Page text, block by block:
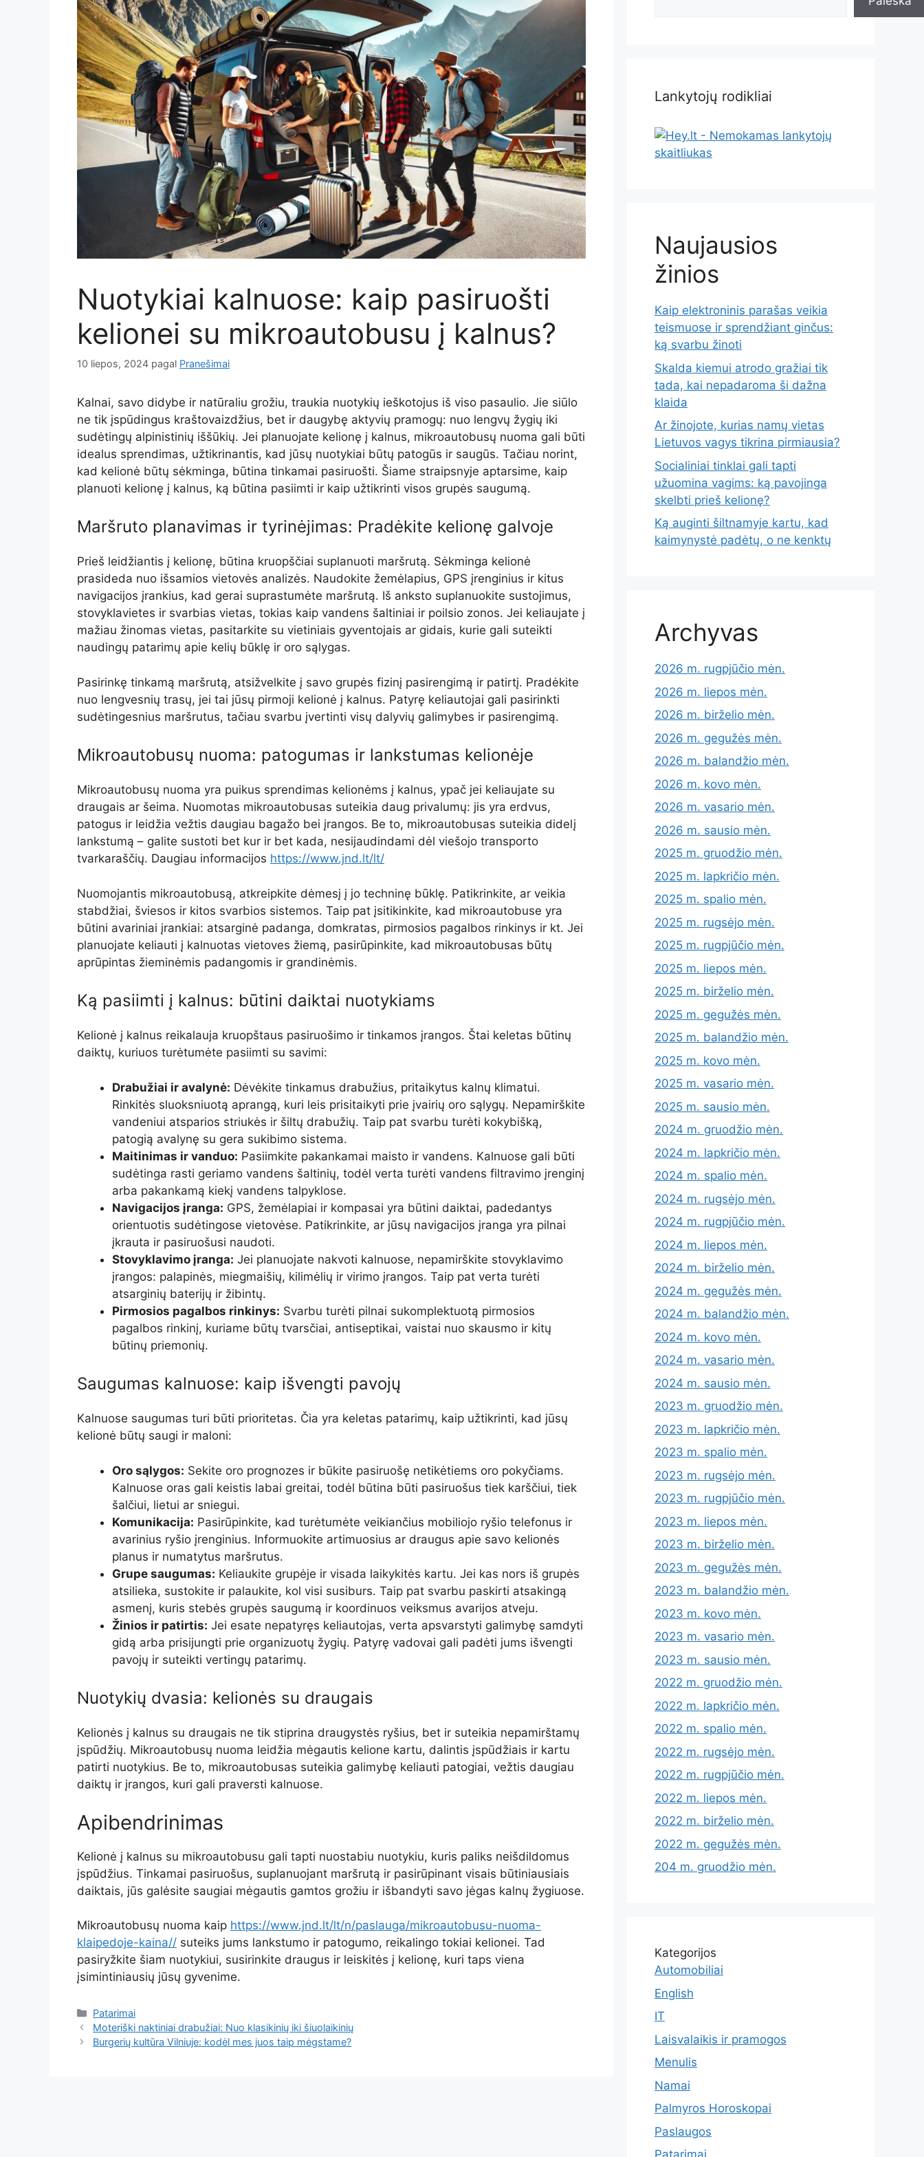
Nuotykiai kalnuose: kaip pasiruošti
kelionei su mikroautobusu į kalnus?
10 liepos, 2024 pagal Pranešimai
Kalnai, savo didybe ir natūraliu grožiu, traukia nuotykių ieškotojus iš viso pasaulio. Jie siūlo
ne tik įspūdingus kraštovaizdžius, bet ir daugybę aktyvių pramogų: nuo lengvų žygių iki
sudėtingų alpinistinių iššūkių. Jei planuojate kelionę į kalnus, mikroautobusų nuoma gali būti
idealus sprendimas, užtikrinantis, kad jūsų nuotykiai būtų patogūs ir saugūs. Tačiau norint,
kad kelionė būtų sėkminga, būtina tinkamai pasiruošti. Šiame straipsnyje aptarsime, kaip
planuoti kelionę į kalnus, ką būtina pasiimti ir kaip užtikrinti visos grupės saugumą.
Maršruto planavimas ir tyrinėjimas: Pradėkite kelionę galvoje
Prieš leidžiantis į kelionę, būtina kruopščiai suplanuoti maršrutą. Sėkminga kelionė
prasideda nuo išsamios vietovės analizės. Naudokite žemėlapius, GPS įrenginius ir kitus
navigacijos įrankius, kad gerai suprastumėte maršrutą. Iš anksto suplanuokite sustojimus,
stovyklavietes ir svarbias vietas, tokias kaip vandens šaltiniai ir poilsio zonos. Jei keliaujate į
mažiau žinomas vietas, pasitarkite su vietiniais gyventojais ar gidais, kurie gali suteikti
naudingų patarimų apie kelių būklę ir oro sąlygas.
Pasirinkę tinkamą maršrutą, atsižvelkite į savo grupės fizinį pasirengimą ir patirtį. Pradėkite
nuo lengvesnių trasų, jei tai jūsų pirmoji kelionė į kalnus. Patyrę keliautojai gali pasirinkti
sudėtingesnius maršrutus, tačiau svarbu įvertinti visų dalyvių galimybes ir pasirengimą.
Mikroautobusų nuoma: patogumas ir lankstumas kelionėje
Mikroautobusų nuoma yra puikus sprendimas kelionėms į kalnus, ypač jei keliaujate su
draugais ar šeima. Nuomotas mikroautobusas suteikia daug privalumų: jis yra erdvus,
patogus ir leidžia vežtis daugiau bagažo bei įrangos. Be to, mikroautobusas suteikia didelį
lankstumą – galite sustoti bet kur ir bet kada, nesijaudindami dėl viešojo transporto
tvarkaraščių. Daugiau informacijos https://www.jnd.lt/lt/
Nuomojantis mikroautobusą, atkreipkite dėmesį į jo techninę būklę. Patikrinkite, ar veikia
stabdžiai, šviesos ir kitos svarbios sistemos. Taip pat įsitikinkite, kad mikroautobuse yra
būtini avariniai įrankiai: atsarginė padanga, domkratas, pirmosios pagalbos rinkinys ir kt. Jei
planuojate keliauti į kalnuotas vietoves žiemą, pasirūpinkite, kad mikroautobusas būtų
aprūpintas žieminėmis padangomis ir grandinėmis.
Ką pasiimti į kalnus: būtini daiktai nuotykiams
Kelionė į kalnus reikalauja kruopštaus pasiruošimo ir tinkamos įrangos. Štai keletas būtinų
daiktų, kuriuos turėtumėte pasiimti su savimi:
Drabužiai ir avalynė: Dėvėkite tinkamus drabužius, pritaikytus kalnų klimatui.
Rinkitės sluoksniuotą aprangą, kuri leis prisitaikyti prie įvairių oro sąlygų. Nepamirškite
vandeniui atsparios striukės ir šiltų drabužių. Taip pat svarbu turėti kokybišką,
patogią avalynę su gera sukibimo sistema.
Maitinimas ir vanduo: Pasiimkite pakankamai maisto ir vandens. Kalnuose gali būti
sudėtinga rasti geriamo vandens šaltinių, todėl verta turėti vandens filtravimo įrenginį
arba pakankamą kiekį vandens talpyklose.
Navigacijos įranga: GPS, žemėlapiai ir kompasai yra būtini daiktai, padedantys
orientuotis sudėtingose vietovėse. Patikrinkite, ar jūsų navigacijos įranga yra pilnai
įkrauta ir pasiruošusi naudoti.
Stovyklavimo įranga: Jei planuojate nakvoti kalnuose, nepamirškite stovyklavimo
įrangos: palapinės, miegmaišių, kilimėlių ir virimo įrangos. Taip pat verta turėti
atsarginių baterijų ir žibintų.
Pirmosios pagalbos rinkinys: Svarbu turėti pilnai sukomplektuotą pirmosios
pagalbos rinkinį, kuriame būtų tvarsčiai, antiseptikai, vaistai nuo skausmo ir kitų
būtinų priemonių.
Saugumas kalnuose: kaip išvengti pavojų
Kalnuose saugumas turi būti prioritetas. Čia yra keletas patarimų, kaip užtikrinti, kad jūsų
kelionė būtų saugi ir maloni:
Oro sąlygos: Sekite oro prognozes ir būkite pasiruošę netikėtiems oro pokyčiams.
Kalnuose oras gali keistis labai greitai, todėl būtina būti pasiruošus tiek karščiui, tiek
šalčiui, lietui ar sniegui.
Komunikacija: Pasirūpinkite, kad turėtumėte veikiančius mobiliojo ryšio telefonus ir
avarinius ryšio įrenginius. Informuokite artimuosius ar draugus apie savo kelionės
planus ir numatytus maršrutus.
Grupe saugumas: Keliaukite grupėje ir visada laikykitės kartu. Jei kas nors iš grupės
atsilieka, sustokite ir palaukite, kol visi susiburs. Taip pat svarbu paskirti atsakingą
asmenį, kuris stebės grupės saugumą ir koordinuos veiksmus avarijos atveju.
Žinios ir patirtis: Jei esate nepatyręs keliautojas, verta apsvarstyti galimybę samdyti
gidą arba prisijungti prie organizuotų žygių. Patyrę vadovai gali padėti jums išvengti
pavojų ir suteikti vertingų patarimų.
Nuotykių dvasia: kelionės su draugais
Kelionės į kalnus su draugais ne tik stiprina draugystės ryšius, bet ir suteikia nepamirštamų
įspūdžių. Mikroautobusų nuoma leidžia mėgautis kelione kartu, dalintis įspūdžiais ir kartu
patirti nuotykius. Be to, mikroautobusas suteikia galimybę keliauti patogiai, vežtis daugiau
daiktų ir įrangos, kuri gali praversti kalnuose.
Apibendrinimas
Kelionė į kalnus su mikroautobusu gali tapti nuostabiu nuotykiu, kuris paliks neišdildomus
įspūdžius. Tinkamai pasiruošus, suplanuojant maršrutą ir pasirūpinant visais būtiniausiais
daiktais, jūs galėsite saugiai mėgautis gamtos grožiu ir išbandyti savo jėgas kalnų žygiuose.
Mikroautobusų nuoma kaip https://www.jnd.lt/lt/n/paslauga/mikroautobusu-nuoma-
klaipedoje-kaina// suteiks jums lankstumo ir patogumo, reikalingo tokiai kelionei. Tad
pasiryžkite šiam nuotykiui, susirinkite draugus ir leiskitės į kelionę, kuri taps viena
įsimintiniausių jūsų gyvenime.
Kategorijos
Patarimai
Moteriški naktiniai drabužiai: Nuo klasikinių iki šiuolaikinių
Burgerių kultūra Vilniuje: kodėl mes juos taip mėgstame?
Lankytojų rodikliai
Naujausios
žinios
Kaip elektroninis parašas veikia
teismuose ir sprendžiant ginčus:
ką svarbu žinoti
Skalda kiemui atrodo gražiai tik
tada, kai nepadaroma ši dažna
klaida
Ar žinojote, kurias namų vietas
Lietuvos vagys tikrina pirmiausia?
Socialiniai tinklai gali tapti
užuomina vagims: ką pavojinga
skelbti prieš kelionę?
Ką auginti šiltnamyje kartu, kad
kaimynystė padėtų, o ne kenktų
Archyvas
2026 m. rugpjūčio mėn.
2026 m. liepos mėn.
2026 m. birželio mėn.
2026 m. gegužės mėn.
2026 m. balandžio mėn.
2026 m. kovo mėn.
2026 m. vasario mėn.
2026 m. sausio mėn.
2025 m. gruodžio mėn.
2025 m. lapkričio mėn.
2025 m. spalio mėn.
2025 m. rugsėjo mėn.
2025 m. rugpjūčio mėn.
2025 m. liepos mėn.
2025 m. birželio mėn.
2025 m. gegužės mėn.
2025 m. balandžio mėn.
2025 m. kovo mėn.
2025 m. vasario mėn.
2025 m. sausio mėn.
2024 m. gruodžio mėn.
2024 m. lapkričio mėn.
2024 m. spalio mėn.
2024 m. rugsėjo mėn.
2024 m. rugpjūčio mėn.
2024 m. liepos mėn.
2024 m. birželio mėn.
2024 m. gegužės mėn.
2024 m. balandžio mėn.
2024 m. kovo mėn.
2024 m. vasario mėn.
2024 m. sausio mėn.
2023 m. gruodžio mėn.
2023 m. lapkričio mėn.
2023 m. spalio mėn.
2023 m. rugsėjo mėn.
2023 m. rugpjūčio mėn.
2023 m. liepos mėn.
2023 m. birželio mėn.
2023 m. gegužės mėn.
2023 m. balandžio mėn.
2023 m. kovo mėn.
2023 m. vasario mėn.
2023 m. sausio mėn.
2022 m. gruodžio mėn.
2022 m. lapkričio mėn.
2022 m. spalio mėn.
2022 m. rugsėjo mėn.
2022 m. rugpjūčio mėn.
2022 m. liepos mėn.
2022 m. birželio mėn.
2022 m. gegužės mėn.
204 m. gruodžio mėn.
Kategorijos
Automobiliai
English
IT
Laisvalaikis ir pramogos
Menulis
Namai
Palmyros Horoskopai
Paslaugos